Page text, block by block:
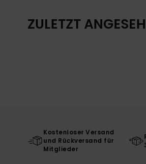
ZULETZT
Kostenloser Versand
und Rückversand für
Mitglieder